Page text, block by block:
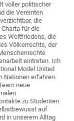
voller politischer
die Vereinten
die
für die
Weltfriedens, die
Völkerrechts, der
eintreten. Ich
Model United
Nationen erfahren.
neue
zu Studenten
auf
in unserem Alltag